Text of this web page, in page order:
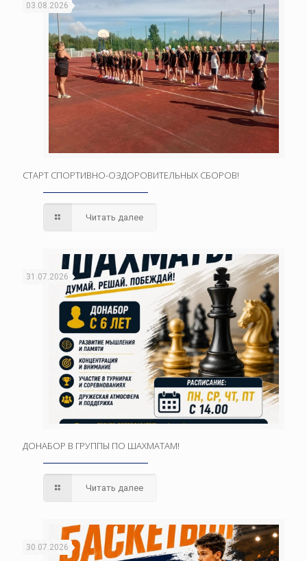
03.08.2026
СТАРТ СПОРТИВНО-ОЗДОРОВИТЕЛЬНЫХ СБОРОВ!
Читать далее
31.07.2026
ДОНАБОР В ГРУППЫ ПО ШАХМАТАМ!
Читать далее
30.07.2026